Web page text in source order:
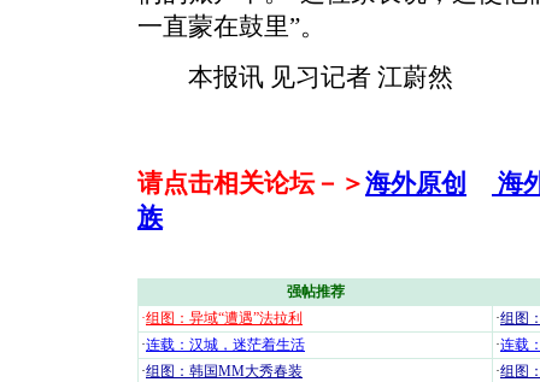
一直蒙在鼓里”。
本报讯 见习记者 江蔚然
请点击相关论坛－＞海外原创
海
族
强帖推荐
·组图：异域“遭遇”法拉利 ·组图
·连载：汉城，迷茫着生活 ·连载
·组图：韩国MM大秀春装 ·组图